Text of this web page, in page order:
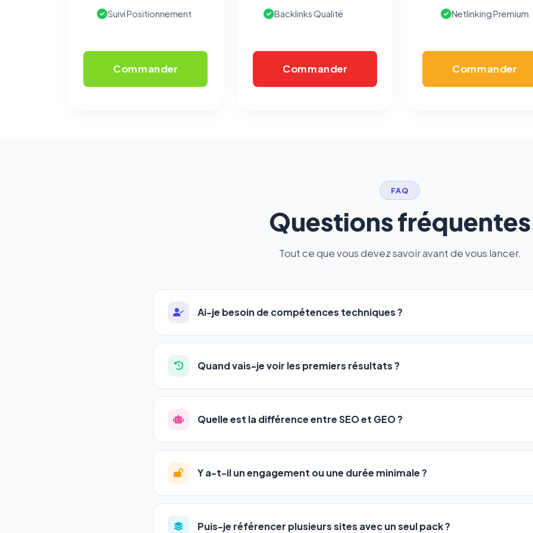
Suivi Positionnement
Commander
Backlinks Qualité
Commander
Netlinking Premium
Commander
FAQ
Questions fréquentes
Tout ce que vous devez savoir avant de vous lancer.
Ai-je besoin de compétences techniques ?
Absolument pas. Notre logiciel a été conçu pour être accessible àtous les profils:
auto-entrepreneurs, PME ou agences. Pas de code, pas de configuration complexe —
l'adresse de votre site, décrivez votre activité, et le logiciel gère tout en automatique
Quand vais-je voir les premiers résultats ?
La plupart de nos utilisateurs observent une amélioration de leur positionnement en4
progression
votre tableau de bord.
Quelle est la différence entre SEO et GEO ?
LeSEO(Search Engine Optimization) vous positionne sur les moteurs classiques :
GEO(Generative Engine Optimization) va plus loin : il fait en sorte que les IA
Gemini et Perplexity
vous citent comme référence dans leurs réponses. Notre
deux simultanément et automatiquement.
Y a-t-il un engagement ou une durée minimale ?
Aucun engagement.Tous nos packs sont résiliables à tout moment, directement
en un clic, ou en nous contactant par téléphone (09 73 89 23 94) ou via le support en
Puis-je référencer plusieurs sites avec un seul pack ?
écrivez àcontact@logicielreferencement.com. Détail :Politique de